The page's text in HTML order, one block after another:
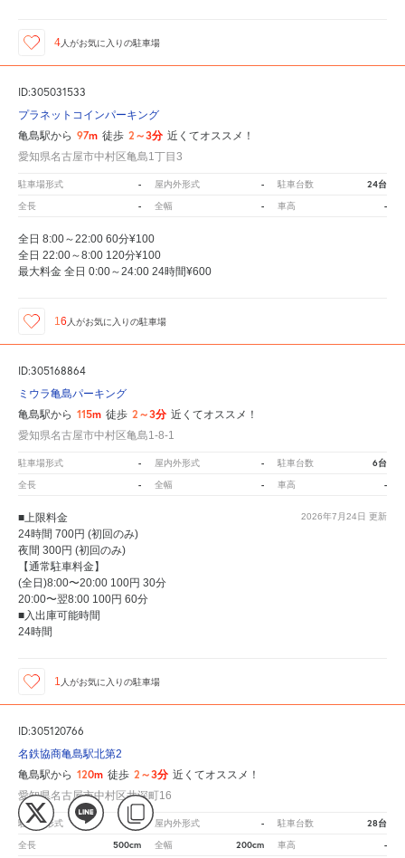
4 人がお気に入りの駐車場
ID:305031533
プラネットコインパーキング
亀島駅から 97m 徒歩 2～3分 近くてオススメ！
愛知県名古屋市中村区亀島1丁目3
駐車場形式 - 屋内外形式 - 駐車台数 24台
全長 - 全幅 - 車高 -
全日 8:00～22:00 60分¥100
全日 22:00～8:00 120分¥100
最大料金 全日 0:00～24:00 24時間¥600
16 人がお気に入りの駐車場
ID:305168864
ミウラ亀島パーキング
亀島駅から 115m 徒歩 2～3分 近くてオススメ！
愛知県名古屋市中村区亀島1-8-1
駐車場形式 - 屋内外形式 - 駐車台数 6台
全長 - 全幅 - 車高 -
2026年7月24日 更新
■上限料金
24時間 700円 (初回のみ)
夜間 300円 (初回のみ)
【通常駐車料金】
(全日)8:00〜20:00 100円 30分
20:00〜翌8:00 100円 60分
■入出庫可能時間
24時間
1 人がお気に入りの駐車場
ID:305120766
名鉄協商亀島駅北第2
亀島駅から 120m 徒歩 2～3分 近くてオススメ！
愛知県名古屋市中村区井深町16
駐車場形式 - 屋内外形式 - 駐車台数 28台
全長 500cm 全幅 200cm 車高 -